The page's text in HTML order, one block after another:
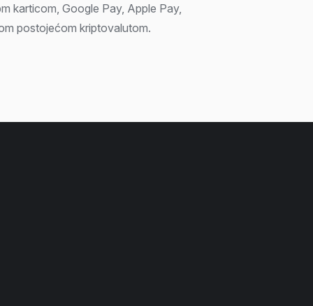
karticom, Google Pay, Apple Pay,
postojećom kriptovalutom.